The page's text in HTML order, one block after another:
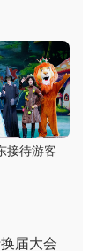
接待游客
届大会